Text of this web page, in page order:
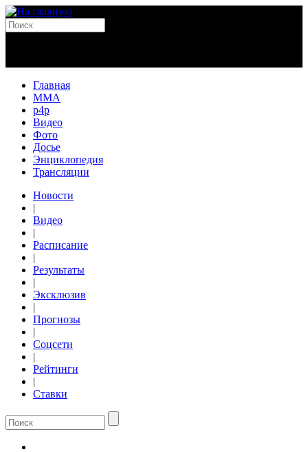
Главная
MMA
p4p
Видео
Фото
Досье
Энциклопедия
Трансляции
Новости
|
Видео
|
Расписание
|
Результаты
|
Эксклюзив
|
Прогнозы
|
Соцсети
|
Рейтинги
|
Ставки